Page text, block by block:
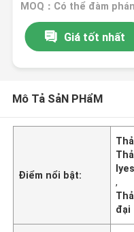
MOQ：Có thể đàm phán
Giá tốt nhất
Mô Tả SảN PHẩM
Điểm nổi bật:
,
đại